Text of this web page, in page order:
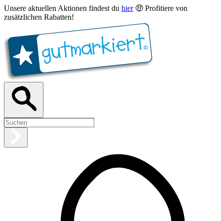
Unsere aktuellen Aktionen findest du hier🤑 Profitiere von
zusätzlichen Rabatten!